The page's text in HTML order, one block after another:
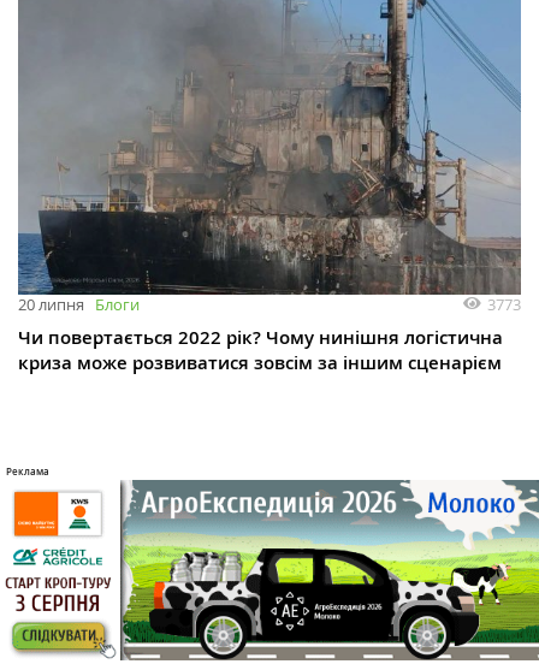
20 липня Блоги 3773
Чи повертається 2022 рік? Чому нинішня логістична
криза може розвиватися зовсім за іншим сценарієм